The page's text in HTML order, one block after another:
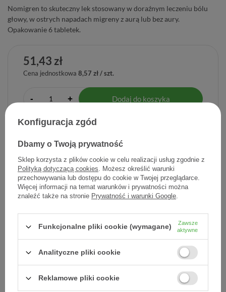
Nomigren to skuteczny lek stosowany w doraźnym leczeniu bólu
głowy, w ostrych napadach migreny z aurą lub bez aury.
Opakowanie 6 tabletek.
51,43 zł
Cena jednostkowa 8,57 zł / szt.
- + Dodaj do koszyka
Dodaj do listy zakupowej
Producent:PRZEDSIĘBIORSTWO PRODUKCJI
FARMACEUTYCZN
Kod produktu:5904055005605
DARMOWA DOSTAWA
Legalna apteka od 2006 r.
Konfiguracja zgód
Dbamy o Twoją prywatność
Sklep korzysta z plików cookie w celu realizacji usług zgodnie z
Polityką dotyczącą cookies. Możesz określić warunki
przechowywania lub dostępu do cookie w Twojej przeglądarce.
Więcej informacji na temat warunków i prywatności można
znaleźć także na stronie Prywatność i warunki Google.
Funkcjonalne pliki cookie (wymagane)
Zawsze
aktywne
Analityczne pliki cookie
Reklamowe pliki cookie